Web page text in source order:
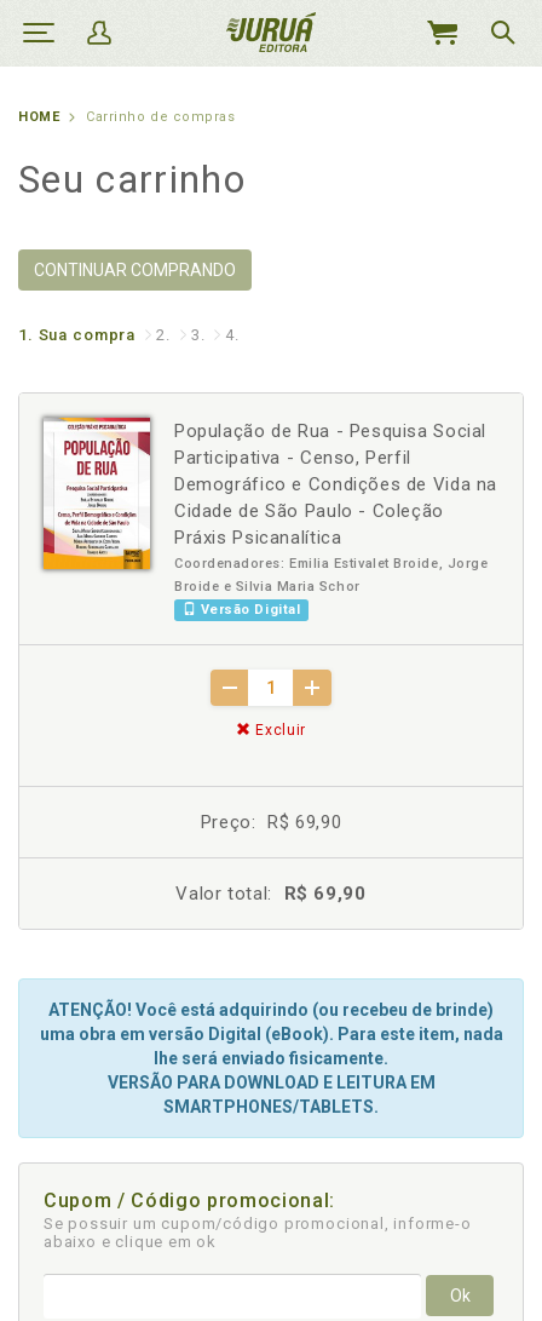
MEU
HOME Carrinho de compras
Seu carrinho
CONTINUAR COMPRANDO
1. Sua compra 2. 3. 4.
População de Rua - Pesquisa Social
Participativa - Censo, Perfil
Demográfico e Condições de Vida na
Cidade de São Paulo - Coleção
Práxis Psicanalítica
Coordenadores: Emilia Estivalet Broide, Jorge
Broide e Silvia Maria Schor
Versão Digital
Excluir
Preço: R$ 69,90
Valor total: R$ 69,90
ATENÇÃO! Você está adquirindo (ou recebeu de brinde)
uma obra em versão Digital (eBook). Para este item, nada
lhe será enviado fisicamente.
VERSÃO PARA DOWNLOAD E LEITURA EM
SMARTPHONES/TABLETS.
Cupom / Código promocional:
Se possuir um cupom/código promocional, informe-o
abaixo e clique em ok
Ok